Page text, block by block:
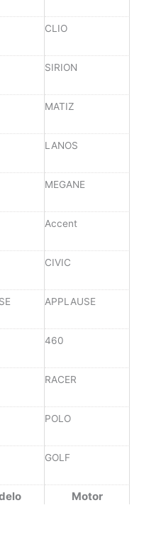
Motor
CLIO
SIRION
MATIZ
LANOS
MEGANE
Accent
CIVIC
APPLAUSE
460
RACER
POLO
GOLF